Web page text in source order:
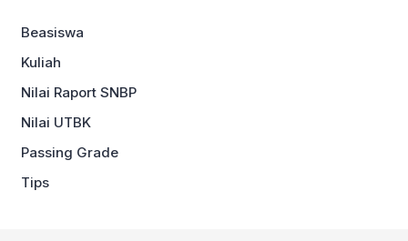
Beasiswa
Kuliah
Nilai Raport SNBP
Nilai UTBK
Passing Grade
Tips